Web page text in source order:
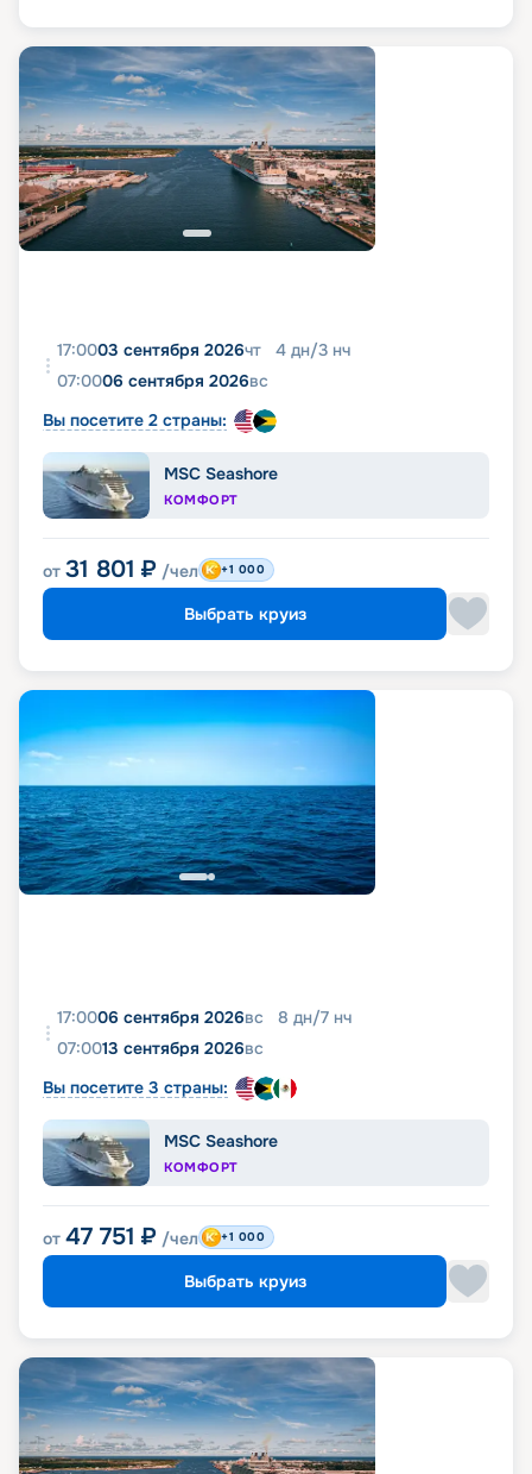
17:0003 сентября 2026чт 4 дн/3 нч
07:0006 сентября 2026вс
Вы посетите 2 страны:
MSC Seashore
КОМФОРТ
от 31 801 ₽ /чел +1 000
Выбрать круиз
17:0006 сентября 2026вс 8 дн/7 нч
07:0013 сентября 2026вс
Вы посетите 3 страны:
MSC Seashore
КОМФОРТ
от 47 751 ₽ /чел +1 000
Выбрать круиз